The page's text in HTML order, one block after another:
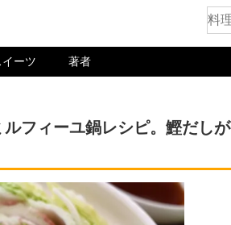
イーツ 著者
フィーユ鍋レシピ。鰹だしが